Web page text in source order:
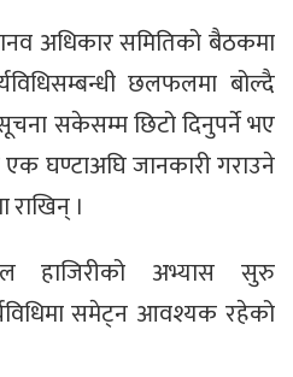
अधिकार समितिको बैठकमा
छलफलमा बोल्दै
सकेसम्म छिटो दिनुपर्ने भए
घण्टाअघि जानकारी गराउने
राखिन् ।
हाजिरीको अभ्यास सुरु
समेट्न आवश्यक रहेको